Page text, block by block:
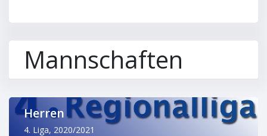
Mannschaften
Herren
4. Liga, 2020/2021